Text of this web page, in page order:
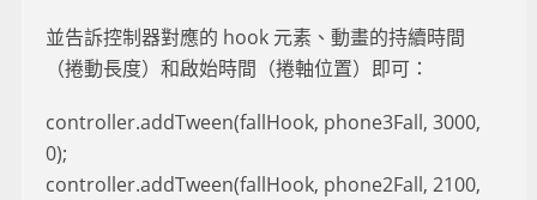
並告訴控制器對應的 hook 元素、動畫的持續時間
（捲動長度）和啟始時間（捲軸位置）即可：
controller.addTween(fallHook, phone3Fall, 3000,
0);
controller.addTween(fallHook, phone2Fall, 2100,